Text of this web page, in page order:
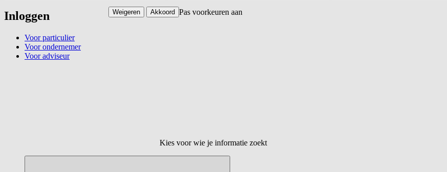
Inloggen
Voor particulier
Voor ondernemer
Voor adviseur
Kies voor wie je informatie zoekt
Pas voorkeuren aan
Weigeren Akkoord